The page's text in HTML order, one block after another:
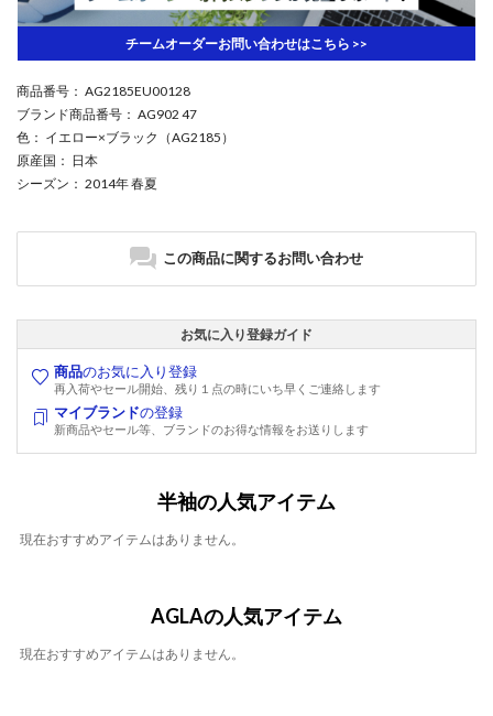
チームオーダーお問い合わせはこちら >>
商品番号 ： AG2185EU00128
ブランド商品番号 ： AG902 47
色 ： イエロー×ブラック（AG2185）
原産国 ： 日本
シーズン ： 2014年 春夏
この商品に関するお問い合わせ
お気に入り登録ガイド
商品のお気に入り登録
再入荷やセール開始、残り１点の時にいち早くご連絡します
マイブランドの登録
新商品やセール等、ブランドのお得な情報をお送りします
半袖の人気アイテム
現在おすすめアイテムはありません。
AGLAの人気アイテム
現在おすすめアイテムはありません。